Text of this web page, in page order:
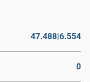
47.488|6.554
0